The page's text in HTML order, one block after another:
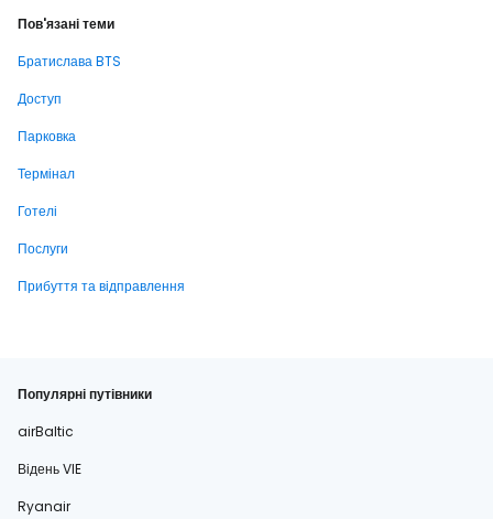
Пов'язані теми
Братислава BTS
Доступ
Парковка
Термінал
Готелі
Послуги
Прибуття та відправлення
Популярні путівники
airBaltic
Відень VIE
Ryanair